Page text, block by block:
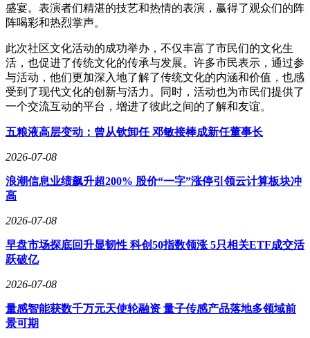
盛宴。表演者们精湛的技艺和热情的表演，赢得了观众们的阵
阵喝彩和热烈掌声。
此次社区文化活动的成功举办，不仅丰富了市民们的文化生
活，也促进了传统文化的传承与发展。许多市民表示，通过参
与活动，他们更加深入地了解了传统文化的内涵和价值，也感
受到了现代文化的创新与活力。同时，活动也为市民们提供了
一个交流互动的平台，增进了彼此之间的了解和友谊。
五粮液高层变动：曾从钦卸任 邓敏接棒成新任董事长
2026-07-08
浪潮信息业绩飙升超200% 股价“一字”涨停引领云计算板块冲
高
2026-07-08
早盘市场探底回升显韧性 科创50指数领涨 5只相关ETF成交活
跃破亿
2026-07-08
量感智能获数千万元天使轮融资 量子传感产品落地多领域前
景可期